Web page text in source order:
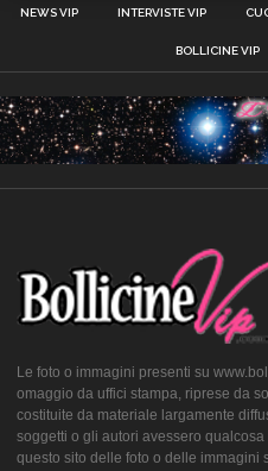
NEWS VIP INTERVISTE VIP
BOLLICINE VIP
Le foto o immagini presenti su
omaggio da uffici stampa, riprese da
costituite da materiale largamente
soggetti o gli autori avessero
questo sito delle foto o delle immagini